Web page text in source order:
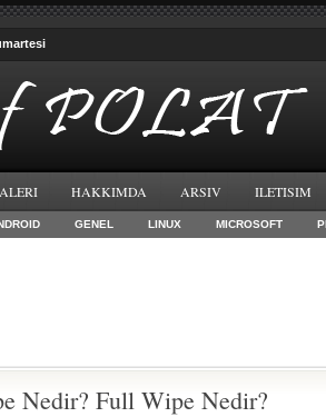
HAKKIMDA ARSIV ILETISIM
GENEL LINUX MICROSOFT
Nedir? Full Wipe Nedir?